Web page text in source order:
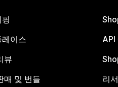
이스
뷰
매 및 번들
API
리